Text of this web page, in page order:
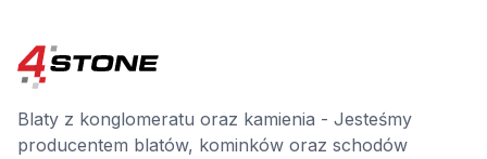
Blaty z konglomeratu oraz kamienia - Jesteśmy
producentem blatów, kominków oraz schodów